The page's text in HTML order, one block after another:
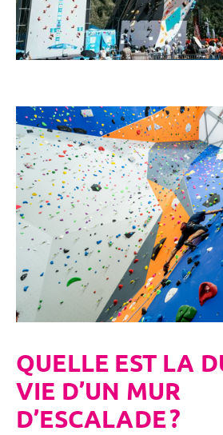
QUELLE EST LA
VIE D’UN MUR
D’ESCALADE ?